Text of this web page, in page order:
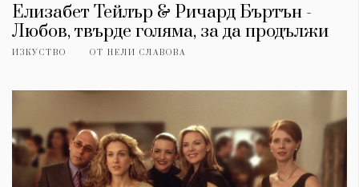
Елизабет Тейлър & Ричард Бъртън -
Любов, твърде голяма, за да продължи
ИЗКУСТВО ОТ НЕЛИ СЛАВОВА